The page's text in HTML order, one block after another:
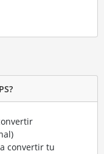
convertir tu